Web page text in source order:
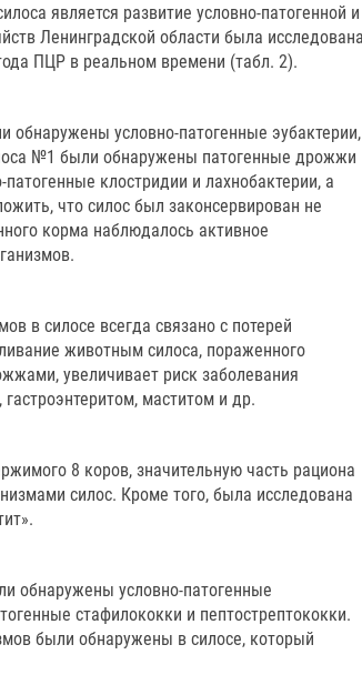
является развитие условно-патогенной и
Ленинградской области была
ПЦР в реальном времени (табл. 2).
обнаружены условно-патогенные эубактерии,
№1 были обнаружены патогенные дрожжи
клостридии и лахнобактерии, а
что силос был законсервирован не
корма наблюдалось активное
в силосе всегда связано с потерей
животным силоса, пораженного
увеличивает риск заболевания
маститом и др.
8 коров, значительную часть рациона
силос. Кроме того, была исследована
обнаружены условно-патогенные
стафилококки и пептострептококки.
были обнаружены в силосе, который